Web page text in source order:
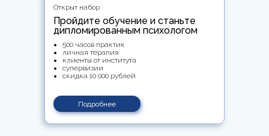
Открыт набор
500 часов практик
личная терапия
клиенты от института
супервизии
скидка 10 000 рублей
Пройдите обучение и станьте
дипломированным психологом
Подробнее